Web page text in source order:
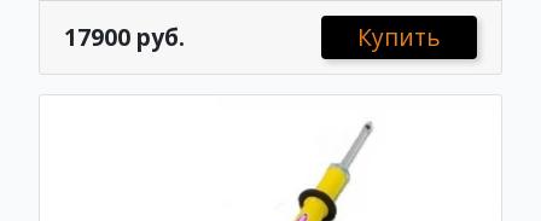
17900 руб. Купить